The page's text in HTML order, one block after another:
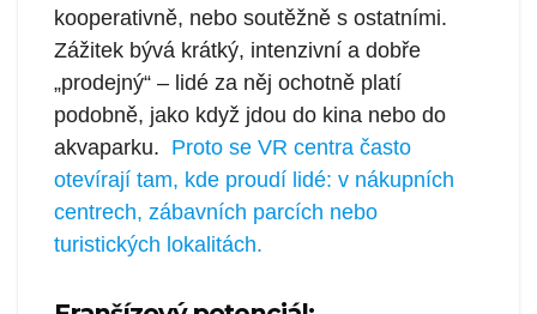
kooperativně, nebo soutěžně s ostatními.
Zážitek bývá krátký, intenzivní a dobře
„prodejný“ – lidé za něj ochotně platí
podobně, jako když jdou do kina nebo do
akvaparku. Proto se VR centra často
otevírají tam, kde proudí lidé: v nákupních
centrech, zábavních parcích nebo
turistických lokalitách.